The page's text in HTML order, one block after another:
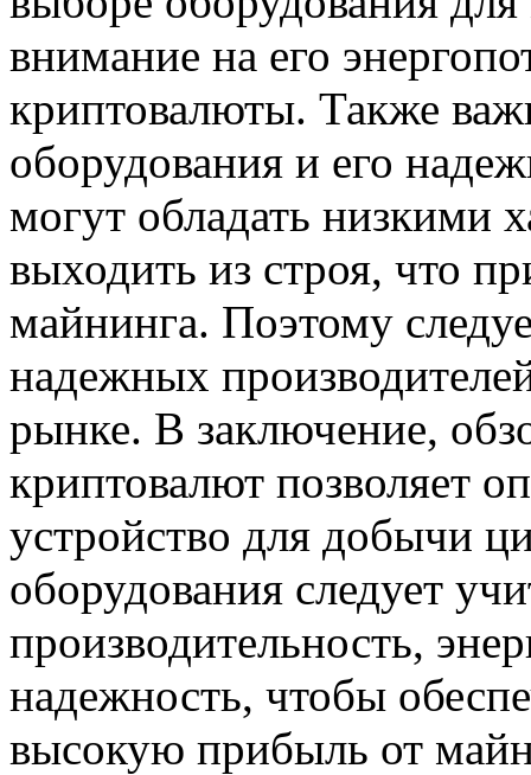
внимание на его
криптовалюты. Также
оборудования и его
могут обладать низкими
выходить из строя, что
майнинга. Поэтому
надежных
рынке. В заключение,
криптовалют позволяет
устройство для добычи
оборудования следует
производительность,
надежность, чтобы
высокую прибыль от